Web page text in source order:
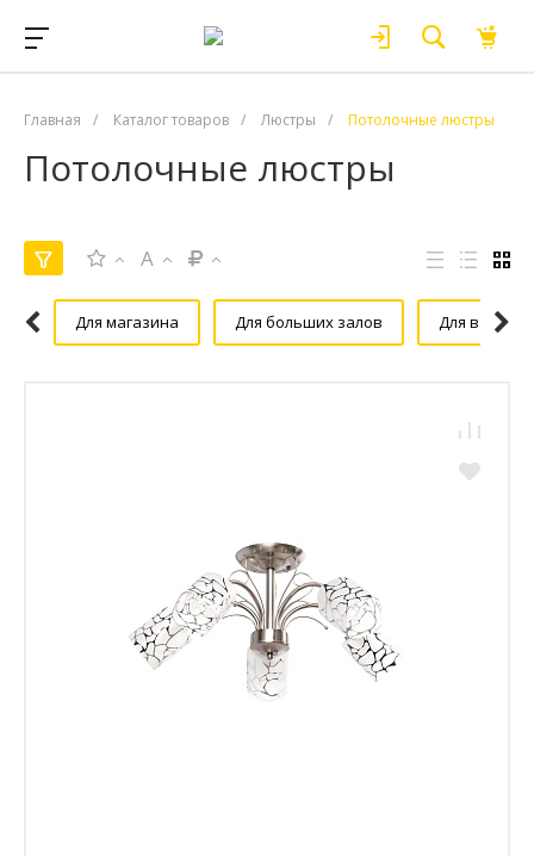
Главная / Каталог товаров / Люстры / Потолочные люстры
Потолочные люстры
A
Для магазина Для больших залов Для ванной